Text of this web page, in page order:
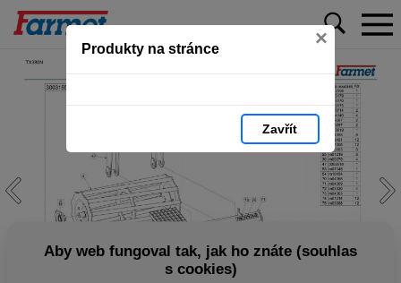
Produkty na stránce ×
Zavřít
Aby web fungoval tak, jak ho znáte (souhlas
s cookies)